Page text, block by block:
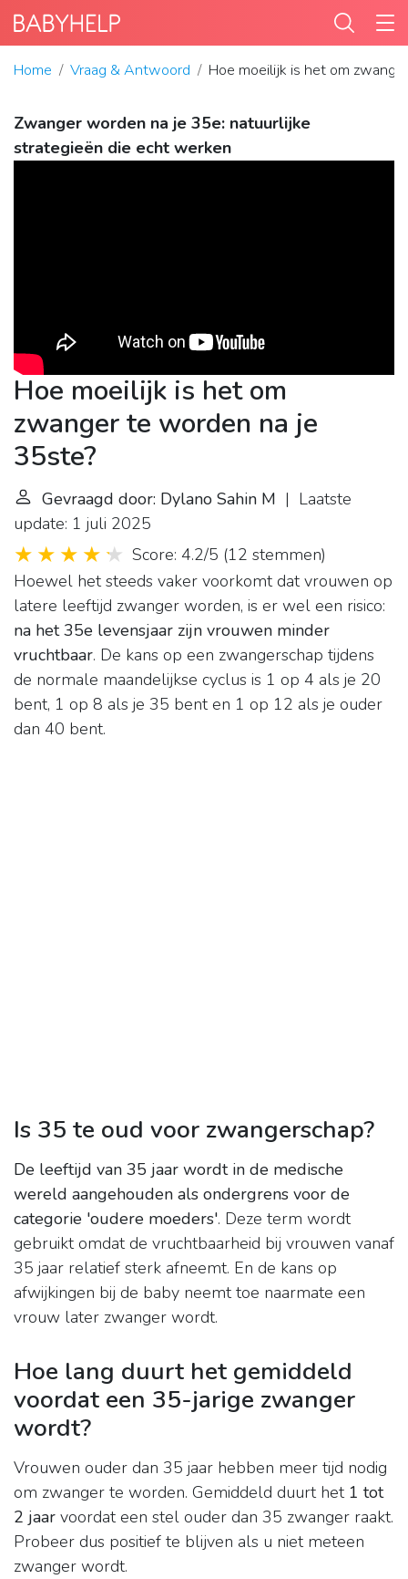
Home Vraag & Antwoord Hoe moeilijk is het om
Zwanger worden na je 35e: natuurlijke
strategieën die echt werken
Hoe moeilijk is het om
zwanger te worden na je
35ste?
Gevraagd door: Dylano Sahin M | Laatste
update: 1 juli 2025
Score: 4.2/5 (12 stemmen)
Hoewel het steeds vaker voorkomt dat vrouwen op
latere leeftijd zwanger worden, is er wel een risico:
na het 35e levensjaar zijn vrouwen minder
vruchtbaar. De kans op een zwangerschap tijdens
de normale maandelijkse cyclus is 1 op 4 als je 20
bent, 1 op 8 als je 35 bent en 1 op 12 als je ouder
dan 40 bent.
Is 35 te oud voor zwangerschap?
De leeftijd van 35 jaar wordt in de medische
wereld aangehouden als ondergrens voor de
categorie 'oudere moeders'. Deze term wordt
gebruikt omdat de vruchtbaarheid bij vrouwen vanaf
35 jaar relatief sterk afneemt. En de kans op
afwijkingen bij de baby neemt toe naarmate een
vrouw later zwanger wordt.
Hoe lang duurt het gemiddeld
voordat een 35-jarige zwanger
wordt?
Vrouwen ouder dan 35 jaar hebben meer tijd nodig
om zwanger te worden. Gemiddeld duurt het 1 tot
2 jaar voordat een stel ouder dan 35 zwanger raakt.
Probeer dus positief te blijven als u niet meteen
zwanger wordt.